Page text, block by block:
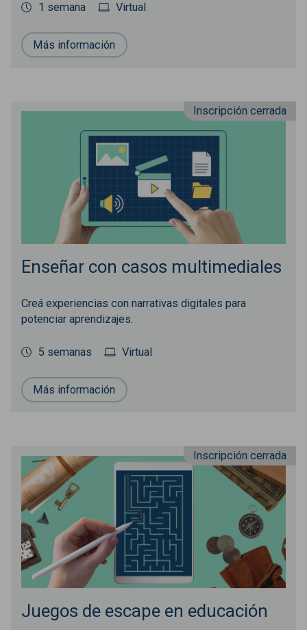
1 semana Virtual
Más información
Inscripción cerrada
Enseñar con casos multimediales
Creá experiencias con narrativas digitales para
potenciar aprendizajes.
5 semanas Virtual
Más información
Inscripción cerrada
Juegos de escape en educación